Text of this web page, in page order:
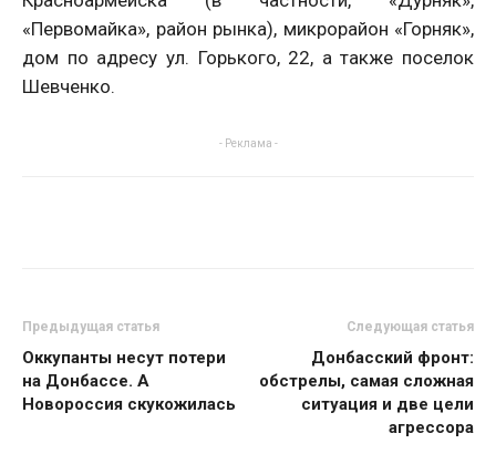
«Первомайка», район рынка), микрорайон «Горняк»,
дом по адресу ул. Горького, 22, а также поселок
Шевченко.
- Реклама -
Предыдущая статья
Оккупанты несут потери
на Донбассе. А
Новороссия скукожилась
Следующая статья
Донбасский фронт:
обстрелы, самая сложная
ситуация и две цели
агрессора